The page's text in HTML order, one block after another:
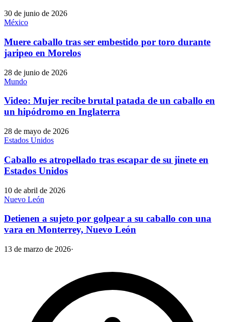
30 de junio de 2026
México
Muere caballo tras ser embestido por toro durante
jaripeo en Morelos
28 de junio de 2026
Mundo
Video: Mujer recibe brutal patada de un caballo en
un hipódromo en Inglaterra
28 de mayo de 2026
Estados Unidos
Caballo es atropellado tras escapar de su jinete en
Estados Unidos
10 de abril de 2026
Nuevo León
Detienen a sujeto por golpear a su caballo con una
vara en Monterrey, Nuevo León
13 de marzo de 2026·